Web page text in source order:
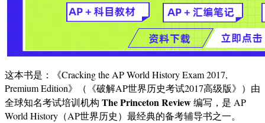
这本书是：《Cracking the AP World History Exam 2017,
Premium Edition》（《破解AP世界历史考试2017高级版》）由
全球知名考试培训机构 The Princeton Review编写，是 AP
World History（AP世界历史）最经典的备考辅导书之一。